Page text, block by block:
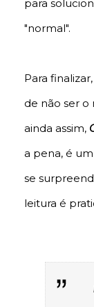
para
"normal".
Para
de não ser o
ainda assim,
a pena, é
se
leitura é